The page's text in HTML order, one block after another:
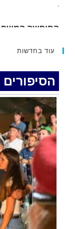
.
חצבה. פצועים
איציק נועם
עוד בחדשות